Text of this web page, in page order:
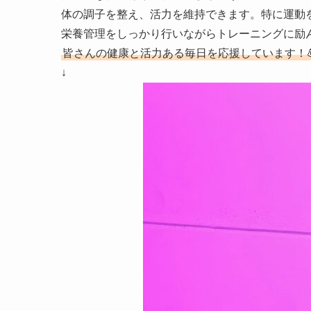
体の調子を整え、活力を維持できます。特に運動
栄養管理をしっかり行いながらトレーニングに励
皆さんの健康と活力ある毎日を応援しています！
↓